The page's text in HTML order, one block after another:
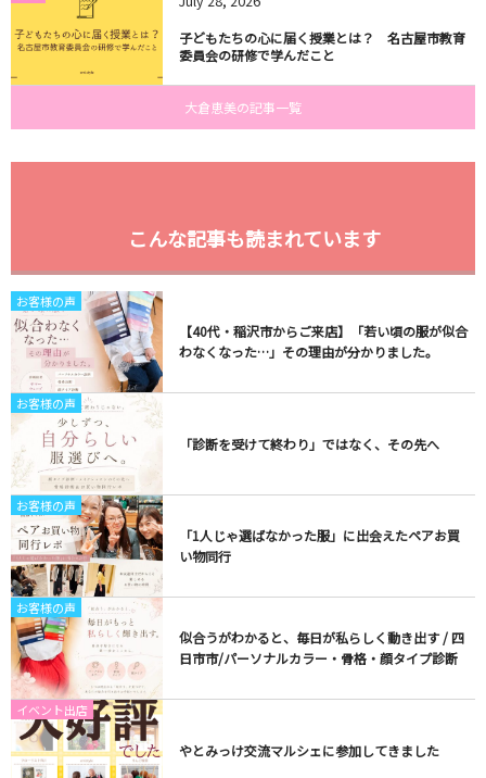
子どもたちの心に届く授業とは？ 名古屋市教育
委員会の研修で学んだこと
大倉恵美の記事一覧
こんな記事も読まれています
お客様の声
【40代・稲沢市からご来店】「若い頃の服が似合
わなくなった…」その理由が分かりました。
お客様の声
「診断を受けて終わり」ではなく、その先へ
お客様の声
「1人じゃ選ばなかった服」に出会えたペアお買
い物同行
お客様の声
似合うがわかると、毎日が私らしく動き出す / 四
日市市/パーソナルカラー・骨格・顔タイプ診断
イベント出店
やとみっけ交流マルシェに参加してきました